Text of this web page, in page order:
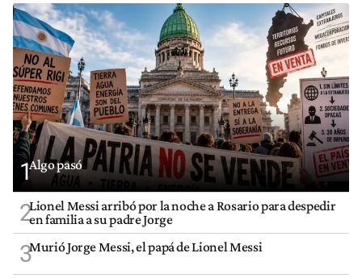
1Algo pasó
2Lionel Messi arribó por la noche a Rosario para despedir
en familia a su padre Jorge
3Murió Jorge Messi, el papá de Lionel Messi